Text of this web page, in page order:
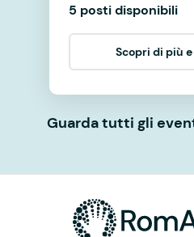
5 posti disponibili
Scopri di più
Guarda tutti gli